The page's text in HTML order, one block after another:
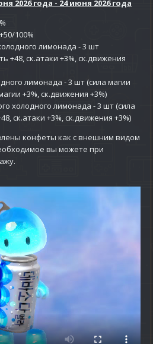
2026 года - 24 июня 2026 года
100%
лимонада - 3 шт
+48, ск.атаки +3%, ск.движения
лимонада -3 шт (сила магии
+3%, ск.движения +3%)
холодного лимонада - 3 шт(сила
ск.атаки +3%, ск.движения +3%)
конфеты как с внешним видом
вы можете при